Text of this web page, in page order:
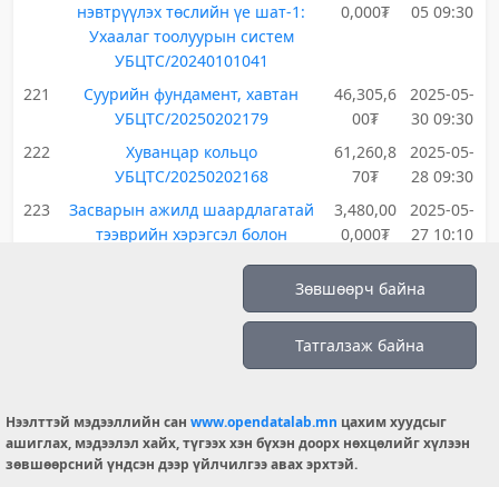
нэвтрүүлэх төслийн үе шат-1:
Ухаалаг тоолуурын систем
УБЦТС/20240101041
0,000₮
05 09:30
221
Суурийн фундамент, хавтан
УБЦТС/20250202179
46,305,6
00₮
2025-05-
30 09:30
222
Хуванцар кольцо
УБЦТС/20250202168
61,260,8
70₮
2025-05-
28 09:30
223
Засварын ажилд шаардлагатай
тээврийн хэрэгсэл болон
3,480,00
0,000₮
2025-05-
27 10:10
Аюулгүй ажиллагааны плакат
УБЦТС/20250202189
39,798,0
50₮
2025-05-
26 09:10
УБЦТС/20250102040
786,428,
400₮
2025-05-
23 10:30
эрсдэлийн үнэлгээ хийлгэх
УБЦТС/20250203202
58₮
23 10:30
Зөвшөөрч байна
Татгалзаж байна
Нээлттэй мэдээллийн сан www.opendatalab.mn цахим хуудсыг
ашиглах, мэдээлэл хайх, түгээх хэн бүхэн доорх нөхцөлийг хүлээн
зөвшөөрсний үндсэн дээр үйлчилгээ авах эрхтэй.